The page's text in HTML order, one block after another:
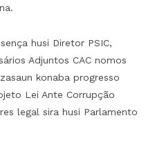
husi Diretor PSIC,
Adjuntos CAC nomos
konaba progresso
Lei Ante Corrupção
legal sira husi Parlamento